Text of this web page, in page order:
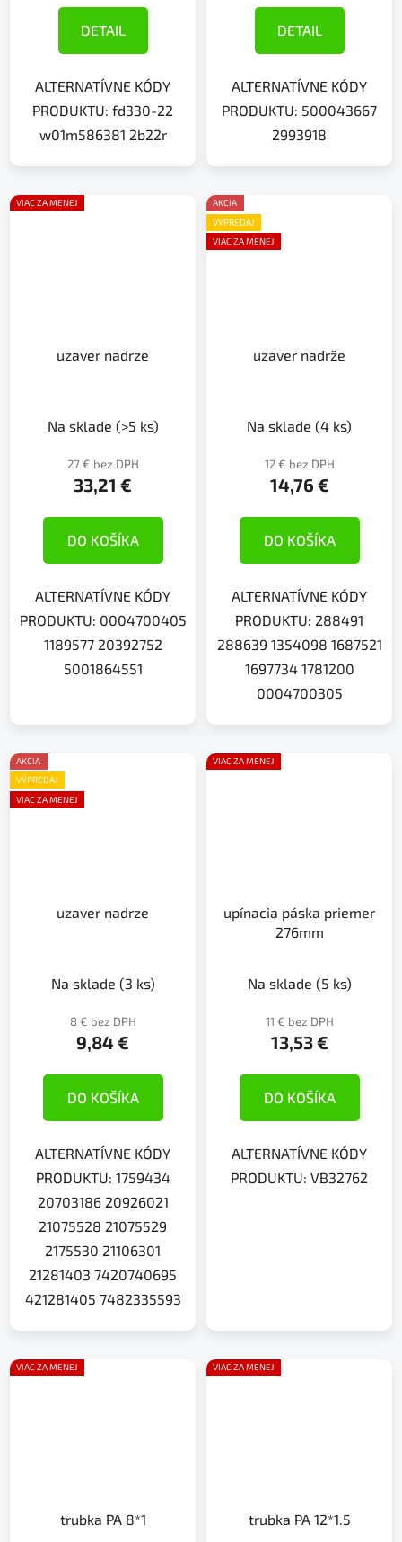
DETAIL
ALTERNATÍVNE KÓDY
PRODUKTU: fd330-22
w01m586381 2b22r
DETAIL
ALTERNATÍVNE KÓDY
PRODUKTU: 500043667
2993918
VIAC ZA MENEJ
uzaver nadrze
Na sklade (>5 ks)
27 € bez DPH
33,21 €
DO KOŠÍKA
ALTERNATÍVNE KÓDY
PRODUKTU: 0004700405
1189577 20392752
5001864551
AKCIA
VÝPREDAJ
VIAC ZA MENEJ
uzaver nadrže
Na sklade (4 ks)
12 € bez DPH
14,76 €
DO KOŠÍKA
ALTERNATÍVNE KÓDY
PRODUKTU: 288491
288639 1354098 1687521
1697734 1781200
0004700305
AKCIA
VÝPREDAJ
VIAC ZA MENEJ
uzaver nadrze
Na sklade (3 ks)
8 € bez DPH
9,84 €
DO KOŠÍKA
ALTERNATÍVNE KÓDY
PRODUKTU: 1759434
20703186 20926021
21075528 21075529
2175530 21106301
21281403 7420740695
421281405 7482335593
VIAC ZA MENEJ
upínacia páska priemer
276mm
Na sklade (5 ks)
11 € bez DPH
13,53 €
DO KOŠÍKA
ALTERNATÍVNE KÓDY
PRODUKTU: VB32762
VIAC ZA MENEJ
trubka PA 8*1
VIAC ZA MENEJ
trubka PA 12*1.5